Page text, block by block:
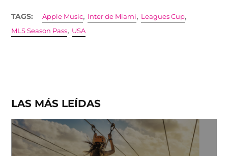
TAGS: Apple Music, Inter de Miami, Leagues Cup,
MLS Season Pass, USA
LAS MÁS LEÍDAS